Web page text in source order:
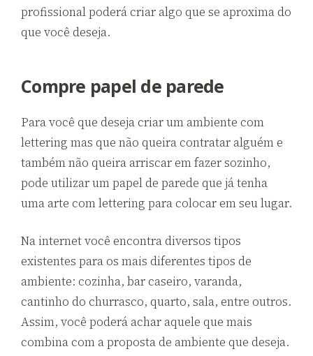
profissional poderá criar algo que se aproxima do
que você deseja.
Compre papel de parede
Para você que deseja criar um ambiente com
lettering mas que não queira contratar alguém e
também não queira arriscar em fazer sozinho,
pode utilizar um papel de parede que já tenha
uma arte com lettering para colocar em seu lugar.
Na internet você encontra diversos tipos
existentes para os mais diferentes tipos de
ambiente: cozinha, bar caseiro, varanda,
cantinho do churrasco, quarto, sala, entre outros.
Assim, você poderá achar aquele que mais
combina com a proposta de ambiente que deseja.